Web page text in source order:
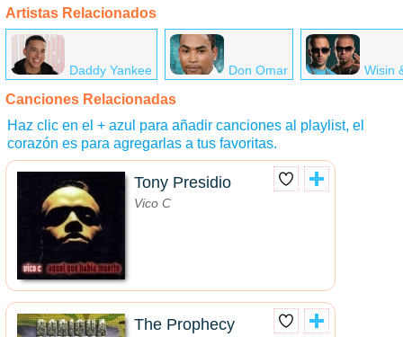
Artistas Relacionados
Daddy Yankee Don Omar Wisin
Canciones Relacionadas
Haz clic en el + azul para añadir canciones al playlist, el
corazón es para agregarlas a tus favoritas.
Tony Presidio
Vico C
The Prophecy